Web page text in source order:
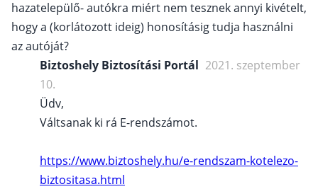
hazatelepülő- autókra miért nem tesznek annyi kivételt,
hogy a (korlátozott ideig) honosításig tudja használni
az autóját?
Biztoshely Biztosítási Portál 2021. szeptember
10.
Üdv,
Váltsanak ki rá E-rendszámot.
https://www.biztoshely.hu/e-rendszam-kotelezo-
biztositasa.html